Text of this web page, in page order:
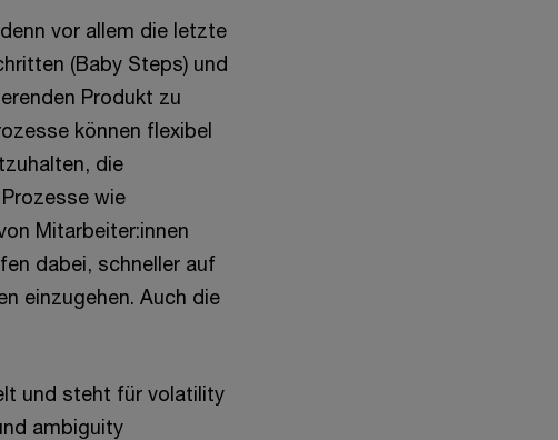
vor allem die letzte
(Baby Steps) und
Produkt zu
können flexibel
die
wie
Mitarbeiter:innen
dabei, schneller auf
einzugehen. Auch die
und steht für volatility
ambiguity